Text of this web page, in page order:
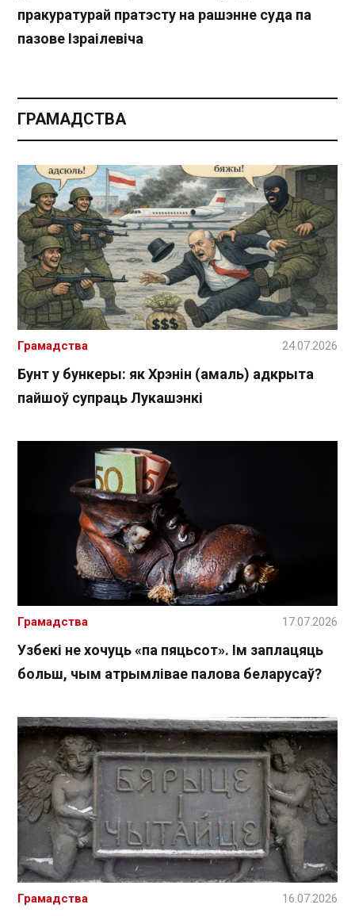
пракуратурай пратэсту на рашэнне суда па
пазове Ізраілевіча
ГРАМАДСТВА
Бунт у бункеры: як Хрэнін (амаль) адкрыта
пайшоў супраць Лукашэнкі
Грамадства 24.07.2026
Узбекі не хочуць «па пяцьсот». Ім заплацяць
больш, чым атрымлівае палова беларусаў?
Грамадства 17.07.2026
Грамадства 16.07.2026